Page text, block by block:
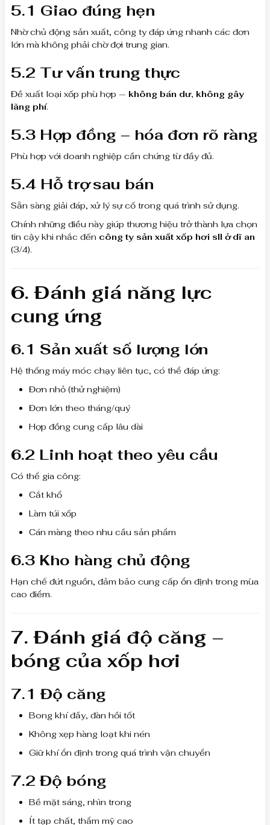
5.1 Giao đúng hẹn
Nhờ chủ động sản xuất, công ty đáp ứng nhanh các đơn
lớn mà không phải chờ đợi trung gian.
5.2 Tư vấn trung thực
Đề xuất loại xốp phù hợp — không bán dư, không gây
lãng phí.
5.3 Hợp đồng – hóa đơn rõ ràng
Phù hợp với doanh nghiệp cần chứng từ đầy đủ.
5.4 Hỗ trợ sau bán
Sẵn sàng giải đáp, xử lý sự cố trong quá trình sử dụng.
Chính những điều này giúp thương hiệu trở thành lựa chọn
tin cậy khi nhắc đến công ty sản xuất xốp hơi sll ở dĩ an
(3/4).
6. Đánh giá năng lực
cung ứng
6.1 Sản xuất số lượng lớn
Hệ thống máy móc chạy liên tục, có thể đáp ứng:
Đơn nhỏ (thử nghiệm)
Đơn lớn theo tháng/quý
Hợp đồng cung cấp lâu dài
6.2 Linh hoạt theo yêu cầu
Có thể gia công:
Cắt khổ
Làm túi xốp
Cán màng theo nhu cầu sản phẩm
6.3 Kho hàng chủ động
Hạn chế đứt nguồn, đảm bảo cung cấp ổn định trong mùa
cao điểm.
7. Đánh giá độ căng –
bóng của xốp hơi
7.1 Độ căng
Bong khí đầy, đàn hồi tốt
Không xẹp hàng loạt khi nén
Giữ khí ổn định trong quá trình vận chuyển
7.2 Độ bóng
Bề mặt sáng, nhìn trong
Ít tạp chất, thẩm mỹ cao